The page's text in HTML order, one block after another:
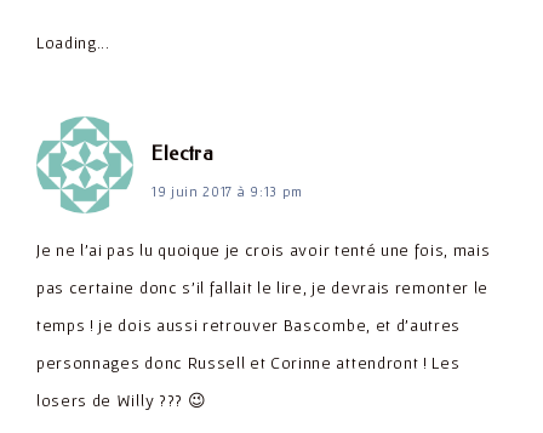
Loading...
Electradit :
19 juin 2017 à 9:13 pm
Je ne l'ai pas lu quoique je crois avoir tenté une fois, mais
pas certaine donc s'il fallait le lire, je devrais remonter le
temps ! je dois aussi retrouver Bascombe, et d'autres
personnages donc Russell et Corinne attendront ! Les
losers de Willy ??? 😉